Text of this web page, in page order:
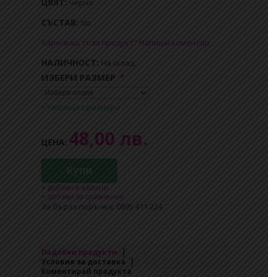
черно
СЪСТАВ: No
Харесваш този продукт? Напиши коментар
НАЛИЧНОСТ: На склад
*
ИЗБЕРИ РАЗМЕР
+ таблица с размери
ЦЕНА: 48,00 лв.
Купи
+ добави в желани
+ добави за сравнение
За бърза поръчка: 0895 411 224
Подобни продукти
Условия за доставка
Коментирай продукта